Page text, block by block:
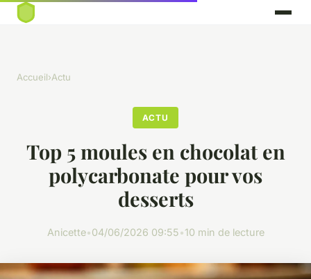
Accueil›Actu
ACTU
Top 5 moules en chocolat en
polycarbonate pour vos
desserts
Anicette•04/06/2026 09:55•10 min de lecture